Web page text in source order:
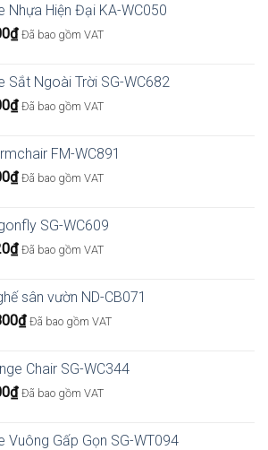
Nhựa Hiện Đại KA-WC050
₫ Đã bao gồm VAT
Sắt Ngoài Trời SG-WC682
₫ Đã bao gồm VAT
FM-WC891
₫ Đã bao gồm VAT
SG-WC609
₫ Đã bao gồm VAT
sân vườn ND-CB071
₫ Đã bao gồm VAT
Chair SG-WC344
₫ Đã bao gồm VAT
Vuông Gấp Gọn SG-WT094